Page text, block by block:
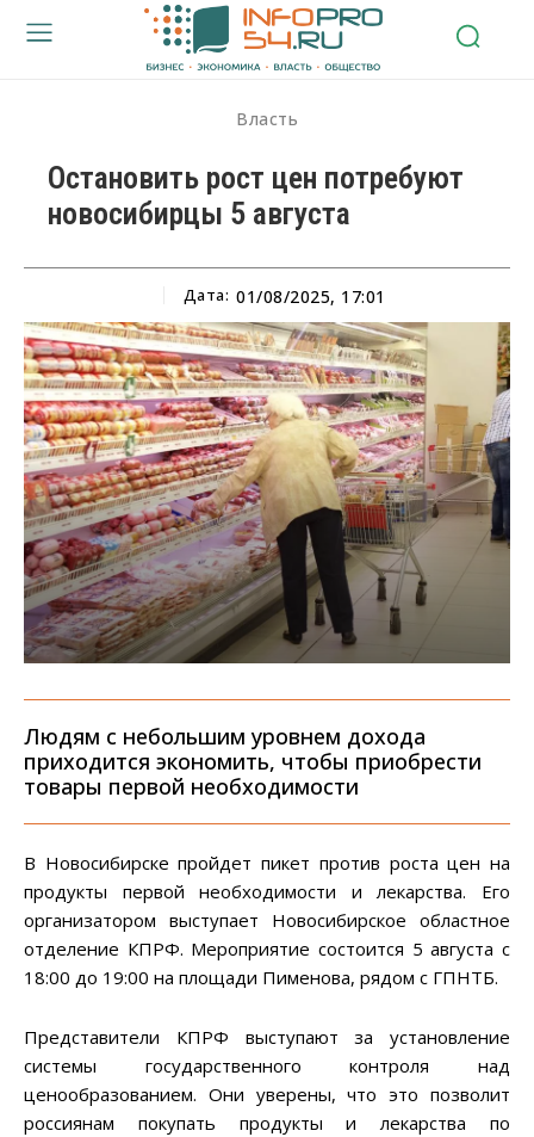
Власть
Остановить рост цен потребуют
новосибирцы 5 августа
Дата: 01/08/2025, 17:01
Людям с небольшим уровнем дохода
приходится экономить, чтобы приобрести
товары первой необходимости
В Новосибирске пройдет пикет против роста цен на
продукты первой необходимости и лекарства. Его
организатором выступает Новосибирское областное
отделение КПРФ. Мероприятие состоится 5 августа с
18:00 до 19:00 на площади Пименова, рядом с ГПНТБ.
Представители КПРФ выступают за установление
системы государственного контроля над
ценообразованием. Они уверены, что это позволит
россиянам покупать продукты и лекарства по